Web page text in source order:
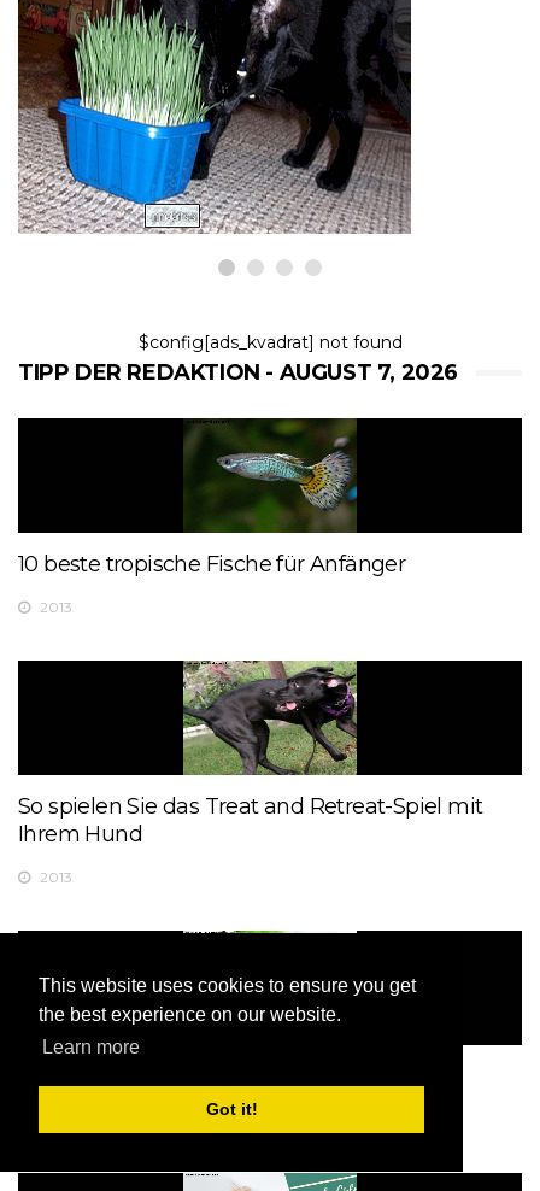
This website uses cookies to ensure you get
the best experience on our website.
Learn more
Got it!
KATZEN
Wie Sie Weizengras für Ihre
Katze anbauen
$config[ads_kvadrat] not found
TIPP DER REDAKTION - AUGUST 7, 2026
10 beste tropische Fische für Anfänger
2013
So spielen Sie das Treat and Retreat-Spiel mit
Ihrem Hund
2013